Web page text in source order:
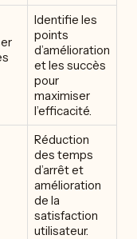
Identifie les
points
d’amélioration
et les succès
pour
maximiser
l’efficacité.
Réduction
des temps
d’arrêt et
amélioration
de la
satisfaction
utilisateur.